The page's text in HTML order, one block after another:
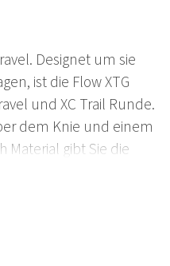
Designet um sie
ist die Flow XTG
und XC Trail Runde.
dem Knie und einem
Material gibt Sie die
Stunden im Sattel.
Verschluss verfügt